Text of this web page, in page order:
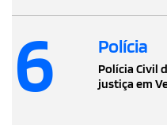
6 Polícia
Polícia Civil
justiça em